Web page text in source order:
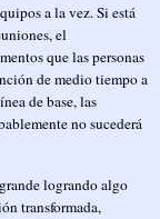
a la vez. Si está
el
que las personas
de medio tiempo a
de base, las
no sucederá
logrando algo
transformada,